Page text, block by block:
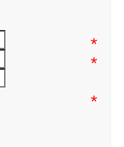
*
*
*